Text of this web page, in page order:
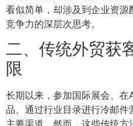
看似简单，却涉及到企业资
竞争力的深层次思考。
二、传统外贸获
限
长期以来，参加国际展会、
品、通过行业目录进行冷邮